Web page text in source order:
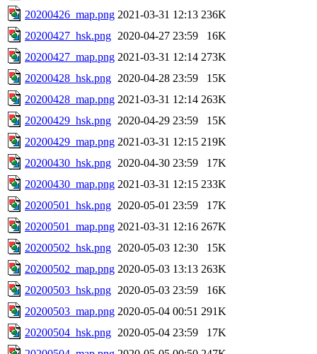
20200426_map.png 2021-03-31 12:13 236K
20200427_hsk.png 2020-04-27 23:59
16K
20200427_map.png 2021-03-31 12:14 273K
20200428_hsk.png 2020-04-28 23:59
15K
20200428_map.png 2021-03-31 12:14 263K
20200429_hsk.png 2020-04-29 23:59
15K
20200429_map.png 2021-03-31 12:15 219K
20200430_hsk.png 2020-04-30 23:59
17K
20200430_map.png 2021-03-31 12:15 233K
20200501_hsk.png 2020-05-01 23:59
17K
20200501_map.png 2021-03-31 12:16 267K
20200502_hsk.png 2020-05-03 12:30
15K
20200502_map.png 2020-05-03 13:13 263K
20200503_hsk.png 2020-05-03 23:59
16K
20200503_map.png 2020-05-04 00:51 291K
20200504_hsk.png 2020-05-04 23:59
17K